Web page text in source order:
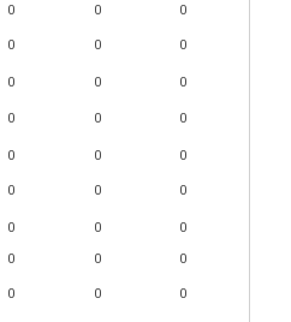
0 0 0
0 0 0
0 0 0
0 0 0
0 0 0
0 0 0
0 0
0
0 0 0
0 0 0